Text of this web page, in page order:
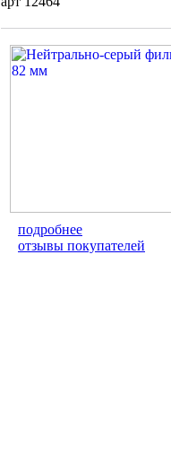
подробнее
отзывы покупателей